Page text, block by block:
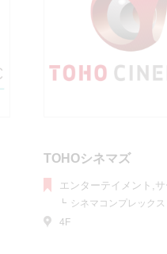
TOHOシネマズ
エンターテイメント,サ
シネマコンプレックス
4F